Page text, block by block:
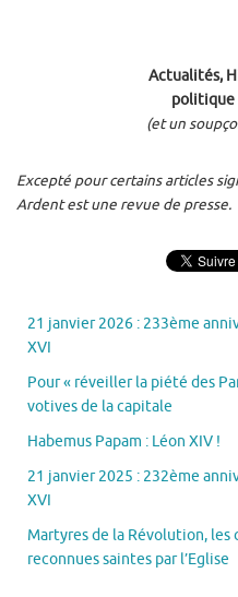
Actualités,
(et un
Excepté pour certains articles
Ardent est une revue de presse.
21 janvier 2026 : 233ème
XVI
Pour « réveiller la piété des
votives de la capitale
Habemus Papam : Léon XIV !
21 janvier 2025 : 232ème
XVI
Martyres de la Révolution, les
reconnues saintes par l’Eglise